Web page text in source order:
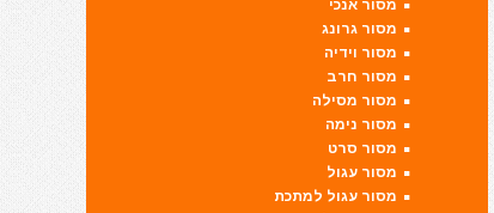
מסור אנכי
מסור גרונג
מסור וידיה
מסור חרב
מסור מסילה
מסור נימה
מסור סרט
מסור עגול
מסור עגול למתכת